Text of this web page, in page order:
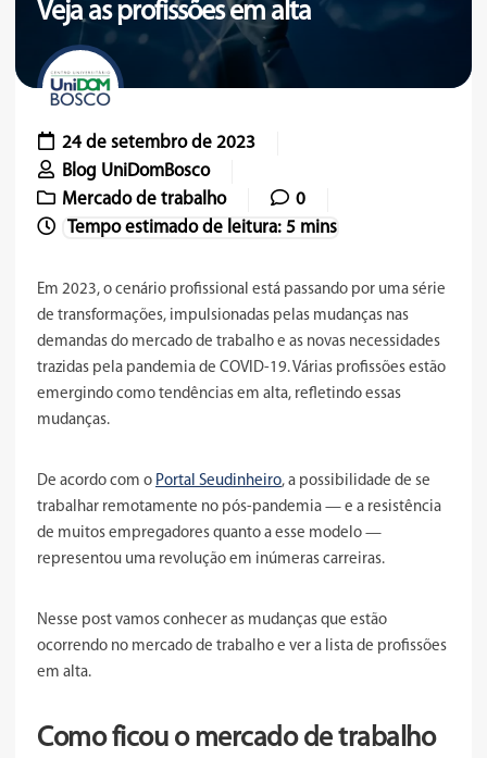
Veja as profissões em alta
24 de setembro de 2023
Blog UniDomBosco
Mercado de trabalho
0
Em 2023, o cenário profissional está passando por uma série
de transformações, impulsionadas pelas mudanças nas
demandas do mercado de trabalho e as novas necessidades
trazidas pela pandemia de COVID-19. Várias profissões estão
emergindo como tendências em alta, refletindo essas
mudanças.
De acordo com o Portal Seudinheiro, a possibilidade de se
trabalhar remotamente no pós-pandemia — e a resistência
de muitos empregadores quanto a esse modelo —
representou uma revolução em inúmeras carreiras.
Nesse post vamos conhecer as mudanças que estão
ocorrendo no mercado de trabalho e ver a lista de profissões
em alta.
Como ficou o mercado de trabalho